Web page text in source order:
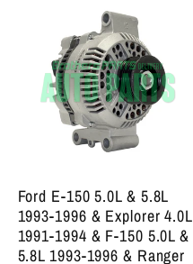
Ford E-150 5.0L & 5.8L
1993-1996 & Explorer 4.0L
1991-1994 & F-150 5.0L &
5.8L 1993-1996 & Ranger